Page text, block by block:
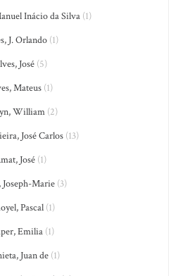
Inácio da Silva(1)
J. Orlando(1)
José (5)
Mateus (1)
William(2)
José Carlos (13)
José (1)
Marie (3)
Pascal(1)
Emilia (1)
Juan de(1)